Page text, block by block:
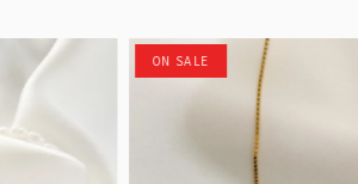
ON SALE